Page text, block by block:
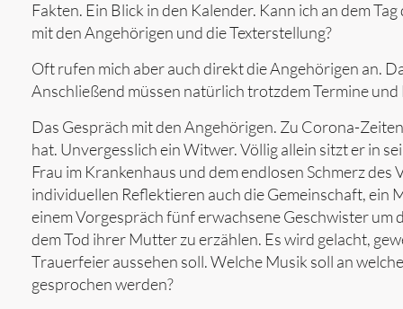
Fakten. Ein Blick in den Kalender. Kann ich an dem
mit den Angehörigen und die Texterstellung?
Oft rufen mich aber auch direkt die Angehörigen an.
Anschließend müssen natürlich trotzdem Termine
Das Gespräch mit den Angehörigen. Zu Corona-
hat. Unvergesslich ein Witwer. Völlig allein sitzt er in
Frau im Krankenhaus und dem endlosen Schmerz
individuellen Reflektieren auch die Gemeinschaft, ein
einem Vorgespräch fünf erwachsene Geschwister um
dem Tod ihrer Mutter zu erzählen. Es wird gelacht,
Trauerfeier aussehen soll. Welche Musik soll an
gesprochen werden?